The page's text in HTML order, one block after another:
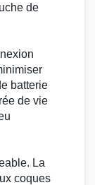
de
batterie
de vie
La
coques